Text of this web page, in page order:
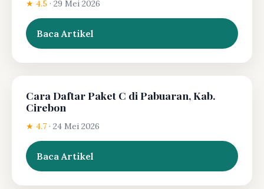
★ 4.5 · 29 Mei 2026
Baca Artikel
Cara Daftar Paket C di Pabuaran, Kab.
Cirebon
★ 4.7 · 24 Mei 2026
Baca Artikel